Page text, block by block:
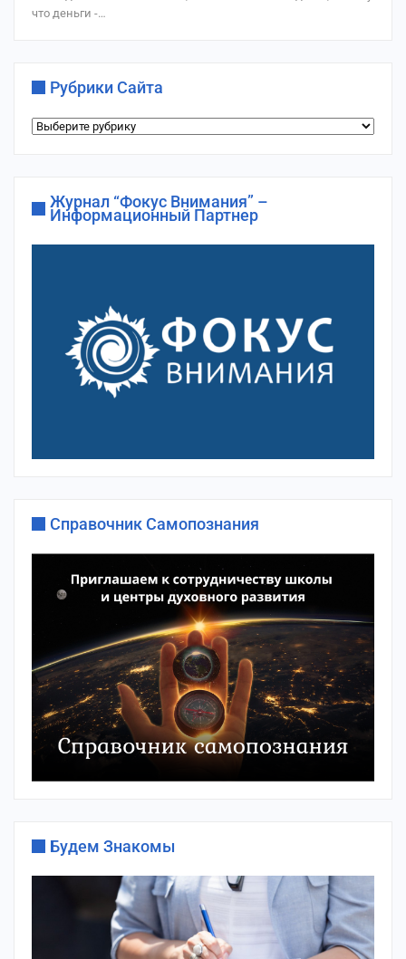
что деньги -…
Рубрики Сайта
Рубрики
Журнал “Фокус Внимания” –
Информационный Партнер
Справочник Самопознания
Будем Знакомы